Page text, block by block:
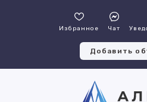
Избранное Чат
Добавить